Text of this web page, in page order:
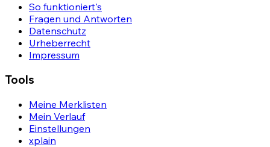
So funktioniert's
Fragen und Antworten
Datenschutz
Urheberrecht
Impressum
Tools
Meine Merklisten
Mein Verlauf
Einstellungen
xplain